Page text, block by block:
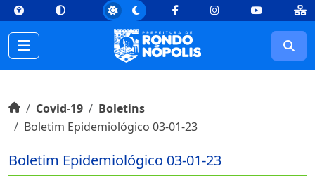
topConteúdo [1] Menu Principal [2] Busca [3] Rodapé [4]
FacebookInstagramYoutube
Início do conteúdo
InícioCovid-19
Boletins
Boletim Epidemiológico 03-01-23
Boletim Epidemiológico 03-01-23